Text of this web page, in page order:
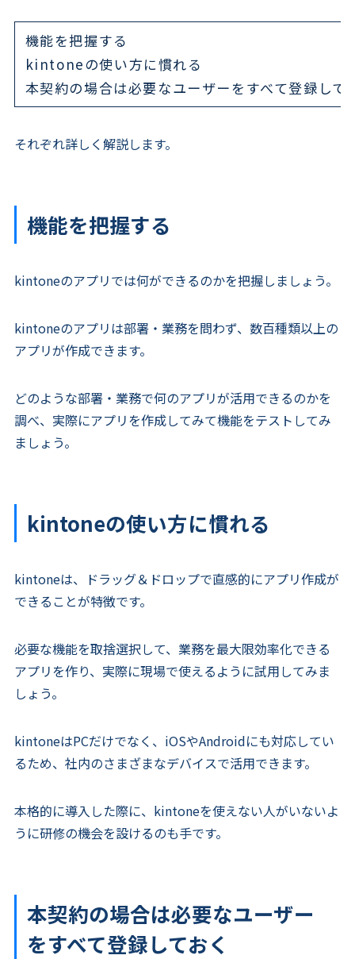
機能を把握する
kintoneの使い方に慣れる
本契約の場合は必要なユーザーをすべて登録して
それぞれ詳しく解説します。
機能を把握する
kintoneのアプリでは何ができるのかを把握しましょう。
kintoneのアプリは部署・業務を問わず、数百種類以上の
アプリが作成できます。
どのような部署・業務で何のアプリが活用できるのかを
調べ、実際にアプリを作成してみて機能をテストしてみ
ましょう。
kintoneの使い方に慣れる
kintoneは、ドラッグ＆ドロップで直感的にアプリ作成が
できることが特徴です。
必要な機能を取捨選択して、業務を最大限効率化できる
アプリを作り、実際に現場で使えるように試用してみま
しょう。
kintoneはPCだけでなく、iOSやAndroidにも対応してい
るため、社内のさまざまなデバイスで活用できます。
本格的に導入した際に、kintoneを使えない人がいないよ
うに研修の機会を設けるのも手です。
本契約の場合は必要なユーザー
をすべて登録しておく